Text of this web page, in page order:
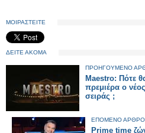
ΜΟΙΡΑΣΤΕΙΤΕ
ΔΕΙΤΕ ΑΚΟΜΑ
ΠΡΟΗΓΟΥΜΕΝΟ
Maestro: Πότε
πρεμιέρα ο
σειράς ;
ΕΠΟΜΕΝΟ ΑΡΘΡΟ
Prime time